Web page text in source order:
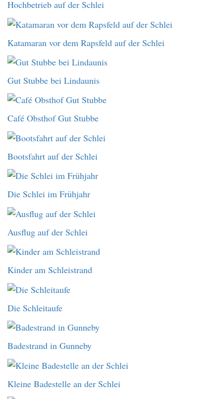
Hochbetrieb auf der Schlei
Katamaran vor dem Rapsfeld auf der Schlei
Gut Stubbe bei Lindaunis
Café Obsthof Gut Stubbe
Bootsfahrt auf der Schlei
Die Schlei im Frühjahr
Ausflug auf der Schlei
Kinder am Schleistrand
Die Schleitaufe
Badestrand in Gunneby
Kleine Badestelle an der Schlei